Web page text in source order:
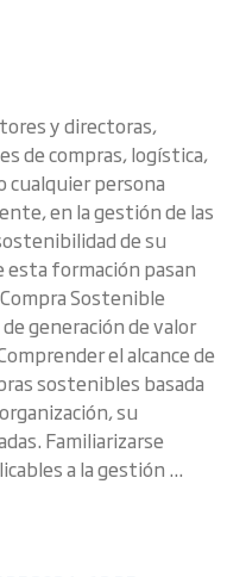
y directoras,
de compras, logística,
cualquier persona
en la gestión de las
de su
formación pasan
Sostenible
generación de valor
el alcance de
sostenibles basada
su
Familiarizarse
a la gestión ...